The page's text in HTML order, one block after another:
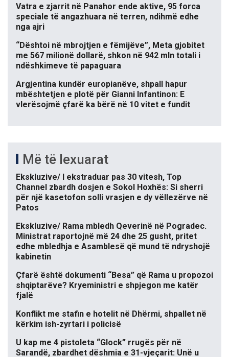
Vatra e zjarrit në Panahor ende aktive, 95 forca
speciale të angazhuara në terren, ndihmë edhe
nga ajri
“Dështoi në mbrojtjen e fëmijëve”, Meta gjobitet
me 567 milionë dollarë, shkon në 942 mln totali i
ndëshkimeve të papaguara
Argjentina kundër europianëve, shpall hapur
mbështetjen e plotë për Gianni Infantinon: E
vlerësojmë çfarë ka bërë në 10 vitet e fundit
Më të lexuarat
Ekskluzive/ I ekstraduar pas 30 vitesh, Top
Channel zbardh dosjen e Sokol Hoxhës: Si sherri
për një kasetofon solli vrasjen e dy vëllezërve në
Patos
Ekskluzive/ Rama mbledh Qeverinë në Pogradec.
Ministrat raportojnë më 24 dhe 25 gusht, pritet
edhe mbledhja e Asamblesë që mund të ndryshojë
kabinetin
Çfarë është dokumenti “Besa” që Rama u propozoi
shqiptarëve? Kryeministri e shpjegon me katër
fjalë
Konflikt me stafin e hotelit në Dhërmi, shpallet në
kërkim ish-zyrtari i policisë
U kap me 4 pistoleta “Glock” rrugës për në
Sarandë, zbardhet dëshmia e 31-vjeçarit: Unë u